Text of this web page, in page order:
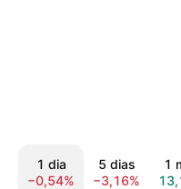
1 dia
−0,54%
5 dias
−3,16%
1